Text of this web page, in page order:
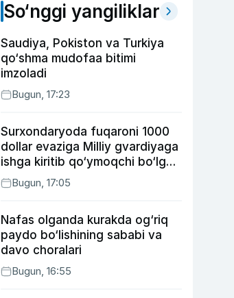
So‘nggi yangiliklar
Saudiya, Pokiston va Turkiya
qo‘shma mudofaa bitimi
imzoladi
Bugun, 17:23
Surxondaryoda fuqaroni 1000
dollar evaziga Milliy gvardiyaga
ishga kiritib qo‘ymoqchi bo‘lgan
shaxs ushlandi
Bugun, 17:05
Nafas olganda kurakda og‘riq
paydo bo‘lishining sababi va
davo choralari
Bugun, 16:55